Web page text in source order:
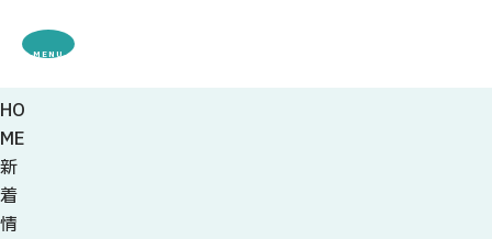
MENU
HO
ME
新
着
情